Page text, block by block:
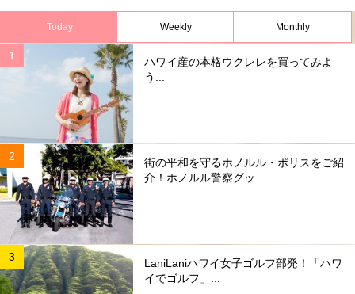
Today Weekly Monthly
ハワイ産の本格ウクレレを買ってみよ
う...
街の平和を守るホノルル・ポリスをご紹
介！ホノルル警察グッ...
LaniLaniハワイ女子ゴルフ部発！「ハワ
イでゴルフ」...